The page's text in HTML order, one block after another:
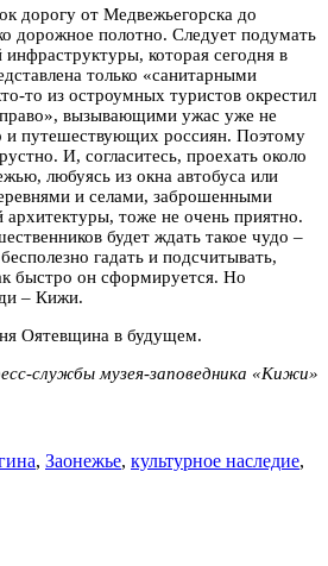
дорогу от Медвежьегорска до
дорожное полотно. Следует подумать
которая сегодня в
только «санитарными
то из остроумных туристов окрестил
вызывающими ужас уже не
и путешествующих россиян. Поэтому
И, согласитесь, проехать около
любуясь из окна автобуса или
и селами, заброшенными
тоже не очень приятно.
будет ждать такое чудо –
гадать и подсчитывать,
быстро он сформируется. Но
– Кижи.
Оятевщина в будущем.
службы музея-заповедника «Кижи»
, Заонежье, культурное наследие,